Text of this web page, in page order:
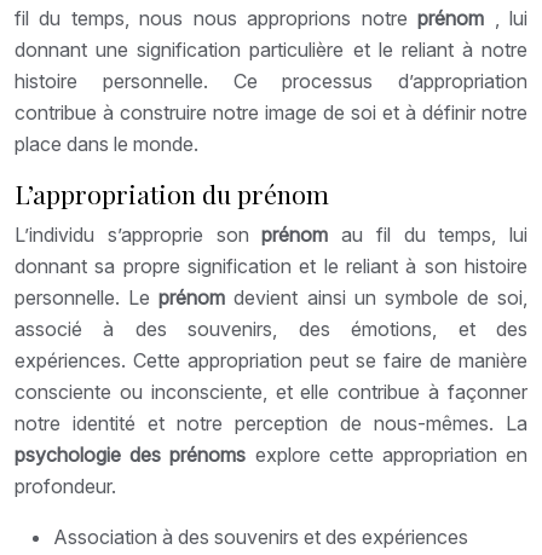
fil du temps, nous nous approprions notreprénom , lui
donnant une signification particulière et le reliant à notre
histoire personnelle. Ce processus d’appropriation
contribue à construire notre image de soi et à définir notre
place dans le monde.
L’appropriation du prénom
L’individu s’approprie sonprénom au fil du temps, lui
donnant sa propre signification et le reliant à son histoire
personnelle. Leprénomdevient ainsi un symbole de soi,
associé à des souvenirs, des émotions, et des
expériences. Cette appropriation peut se faire de manière
consciente ou inconsciente, et elle contribue à façonner
notre identité et notre perception de nous-mêmes. La
psychologie des prénoms explore cette appropriation en
profondeur.
Association à des souvenirs et des expériences